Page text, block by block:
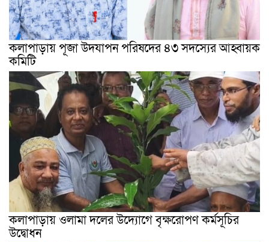
কলাপাড়ায় পূজা উদযাপন পরিষদের ৪৩ সদস্যের আহ্বায়ক
কমিটি
কলাপাড়ায় ওলামা দলের উদ্যোগে বৃক্ষরোপণ কর্মসূচির
উদ্বোধন